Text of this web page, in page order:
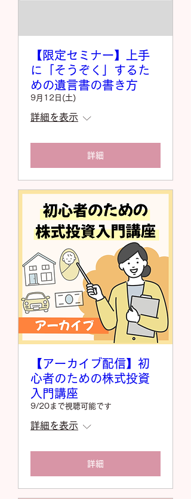
【限定セミナー】上手
に「そうぞく」するた
めの遺言書の書き方
9月12日(土)
詳細を表示
詳細
【アーカイブ配信】初
心者のための株式投資
入門講座
9/20まで視聴可能です
詳細を表示
詳細